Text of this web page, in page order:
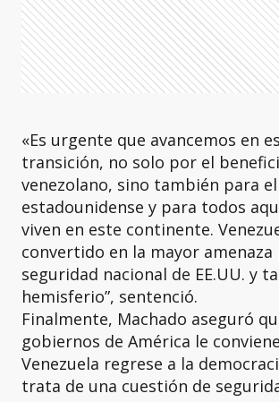
«Es urgente que avancemos en
transición, no solo por el
venezolano, sino también para
estadounidense y para todos
viven en este continente.
convertido en la mayor amenaza
seguridad nacional de EE.UU. y
hemisferio”, sentenció.
Finalmente, Machado aseguró
gobiernos de América le
Venezuela regrese a la
trata de una cuestión de